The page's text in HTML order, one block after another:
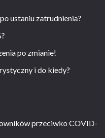
ustaniu zatrudnienia?
po zmianie!
i do kiedy?
przeciwko COVID-